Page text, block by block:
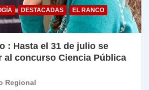
DESTACADAS
EL RANCO
: Hasta el 31 de julio se
al concurso Ciencia Pública
Regional